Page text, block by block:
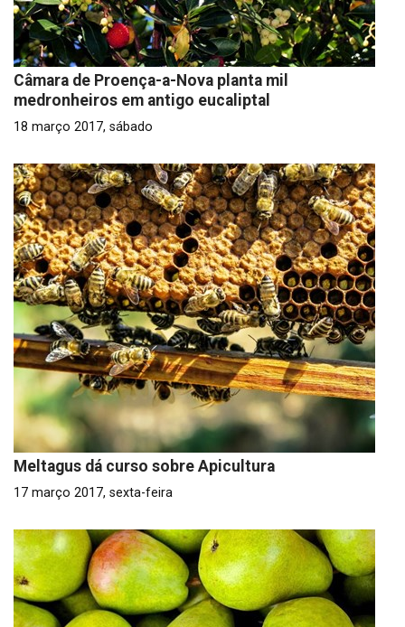
Câmara de Proença-a-Nova planta mil
medronheiros em antigo eucaliptal
18 março 2017, sábado
Meltagus dá curso sobre Apicultura
17 março 2017, sexta-feira